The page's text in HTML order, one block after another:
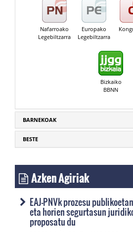
Nafarroako
Legebiltzarra
Europako
Legebiltzarra
Bizkaiko
BBNN
BARNEKOAK
BESTE
Azken Agiriak
EAJ-PNVk prozesu
eta horien segurtasun
proposatu du